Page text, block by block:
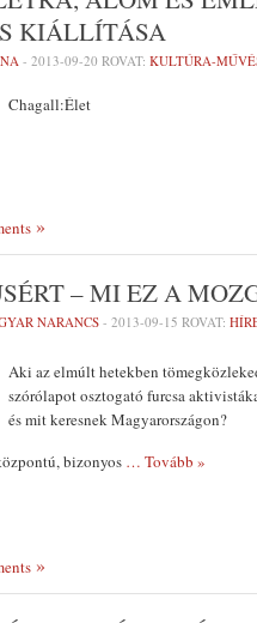
KIÁLLÍTÁSA
- 2013-09-20 ROVAT: KULTÚRA-
Chagall:Élet
– MI EZ A
NARANCS - 2013-09-15 ROVAT:
Aki az elmúlt hetekben
szórólapot osztogató furcsa
és mit keresnek Magyarországon?
bizonyos … Tovább »